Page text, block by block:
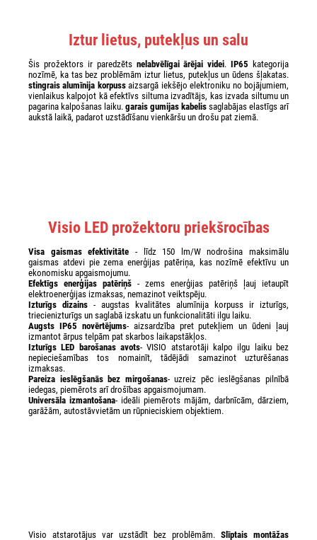
Iztur lietus, putekļus un salu
Šis prožektors ir paredzēts nelabvēlīgai ārējai videi.IP65 kategorija
nozīmē, ka tas bez problēmām iztur lietus, putekļus un ūdens šļakatas.
stingrais alumīnija korpussaizsargā iekšējo elektroniku no bojājumiem,
vienlaikus kalpojot kā efektīvs siltuma izvadītājs, kas izvada siltumu un
pagarina kalpošanas laiku. garais gumijas kabelis saglabājas elastīgs arī
aukstā laikā, padarot uzstādīšanu vienkāršu un drošu pat ziemā.
Visio LED prožektoru priekšrocības
Visa gaismas efektivitāte - līdz 150 lm/W nodrošina maksimālu
gaismas atdevi pie zema enerģijas patēriņa, kas nozīmē efektīvu un
ekonomisku apgaismojumu.
Efektīgs enerģijas patēriņš - zems enerģijas patēriņš ļauj ietaupīt
elektroenerģijas izmaksas, nemazinot veiktspēju.
Izturīgs dizains - augstas kvalitātes alumīnija korpuss ir izturīgs,
triecienizturīgs un saglabā izskatu un funkcionalitāti ilgu laiku.
Augsts IP65 novērtējums- aizsardzība pret putekļiem un ūdeni ļauj
izmantot ārpus telpām pat skarbos laikapstākļos.
Izturīgs LED barošanas avots- VISIO atstarotāji kalpo ilgu laiku bez
nepieciešamības tos nomainīt, tādējādi samazinot uzturēšanas
izmaksas.
Pareiza ieslēgšanās bez mirgošanas- uzreiz pēc ieslēgšanas pilnībā
iedegas, piemērots arī drošības apgaismojumam.
Universāla izmantošana- ideāli piemērots mājām, darbnīcām, dārziem,
garāžām, autostāvvietām un rūpnieciskiem objektiem.
Visio atstarotājus var uzstādīt bez problēmām. Slīptais montāžas